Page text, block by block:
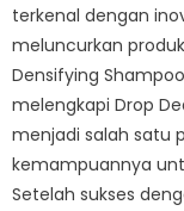
terkenal dengan
meluncurkan
Densifying
melengkapi Drop
menjadi salah satu
kemampuannya
Setelah sukses